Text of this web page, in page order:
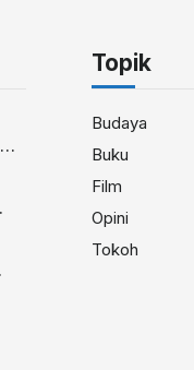
Topik
Budaya
Buku
Film
Opini
Tokoh